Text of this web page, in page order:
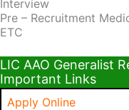
Interview
Pre – Recruitment
ETC
LIC AAO Generalist
Important Links
Apply Online